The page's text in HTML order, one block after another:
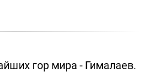
гор мира - Гималаев.